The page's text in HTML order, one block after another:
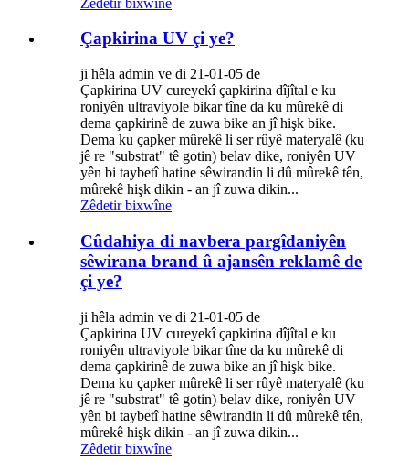
Çapkirina UV çi ye?
ji hêla admin ve di 21-01-05 de
Çapkirina UV cureyekî çapkirina dîjîtal e ku
roniyên ultraviyole bikar tîne da ku mûrekê di
dema çapkirinê de zuwa bike an jî hişk bike.
Dema ku çapker mûrekê li ser rûyê materyalê (ku
jê re "substrat" ​​tê gotin) belav dike, roniyên UV
yên bi taybetî hatine sêwirandin li dû mûrekê tên,
mûrekê hişk dikin - an jî zuwa dikin...
Zêdetir bixwîne
Cûdahiya di navbera pargîdaniyên
sêwirana brand û ajansên reklamê de
çi ye?
ji hêla admin ve di 21-01-05 de
Çapkirina UV cureyekî çapkirina dîjîtal e ku
roniyên ultraviyole bikar tîne da ku mûrekê di
dema çapkirinê de zuwa bike an jî hişk bike.
Dema ku çapker mûrekê li ser rûyê materyalê (ku
jê re "substrat" ​​tê gotin) belav dike, roniyên UV
yên bi taybetî hatine sêwirandin li dû mûrekê tên,
mûrekê hişk dikin - an jî zuwa dikin...
Zêdetir bixwîne